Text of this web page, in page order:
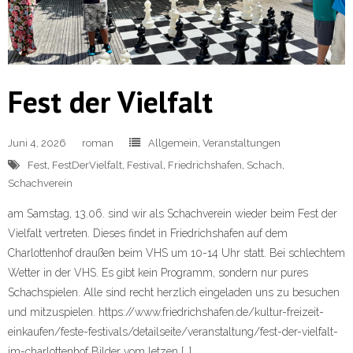
Fest der Vielfalt
Juni 4, 2026 roman Allgemein, Veranstaltungen
Fest, FestDerVielfalt, Festival, Friedrichshafen, Schach,
Schachverein
am Samstag, 13.06. sind wir als Schachverein wieder beim Fest der
Vielfalt vertreten. Dieses findet in Friedrichshafen auf dem
Charlottenhof draußen beim VHS um 10-14 Uhr statt. Bei schlechtem
Wetter in der VHS. Es gibt kein Programm, sondern nur pures
Schachspielen. Alle sind recht herzlich eingeladen uns zu besuchen
und mitzuspielen. https://www.friedrichshafen.de/kultur-freizeit-
einkaufen/feste-festivals/detailseite/veranstaltung/fest-der-vielfalt-